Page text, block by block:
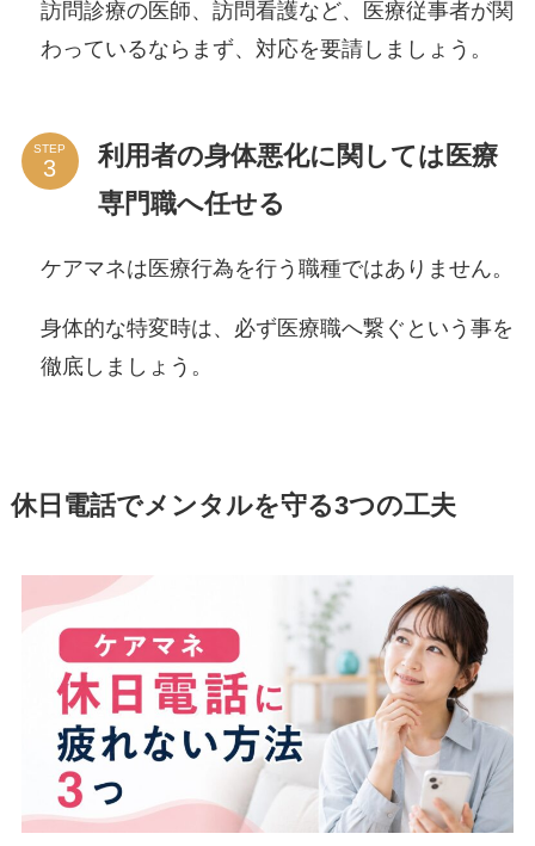
訪問診療の医師、訪問看護など、医療従事者が関
わっているならまず、対応を要請しましょう。
STEP
利用者の身体悪化に関しては医療
専門職へ任せる
ケアマネは医療行為を行う職種ではありません。
身体的な特変時は、必ず医療職へ繋ぐという事を
徹底しましょう。
休日電話でメンタルを守る3つの工夫